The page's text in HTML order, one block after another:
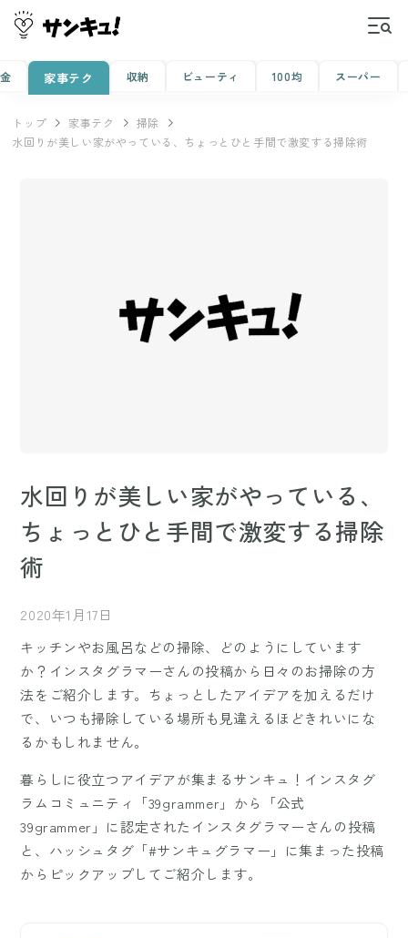
家事テク 収納 ビューティ 100均 スーパー
トップ 家事テク
掃除
水回りが美しい家がやっている、ちょっとひと手間で激変する掃除術
水回りが美しい家がやっている、
ちょっとひと手間で激変する掃除
術
2020年1月17日
キッチンやお風呂などの掃除、どのようにしています
か？インスタグラマーさんの投稿から日々のお掃除の方
法をご紹介します。ちょっとしたアイデアを加えるだけ
で、いつも掃除している場所も見違えるほどきれいにな
るかもしれません。
暮らしに役立つアイデアが集まるサンキュ！インスタグ
ラムコミュニティ「39grammer」から「公式
39grammer」に認定されたインスタグラマーさんの投稿
と、ハッシュタグ「#サンキュグラマー」に集まった投稿
からピックアップしてご紹介します。